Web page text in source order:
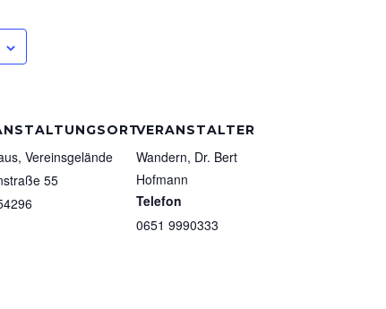
Vereinsgelände
55
VERANSTALTER
Wandern, Dr. Bert
Hofmann
Telefon
0651 9990333